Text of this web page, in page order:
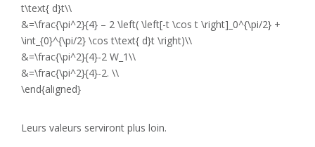
t\text{ d}t\\
&=\frac{\pi^2}{4} – 2 \left( \left[-t \cos t \right]_0^{\pi/2} +
\int_{0}^{\pi/2} \cos t\text{ d}t \right)\\
&=\frac{\pi^2}{4}-2 W_1\\
&=\frac{\pi^2}{4}-2. \\
\end{aligned}
Leurs valeurs serviront plus loin.